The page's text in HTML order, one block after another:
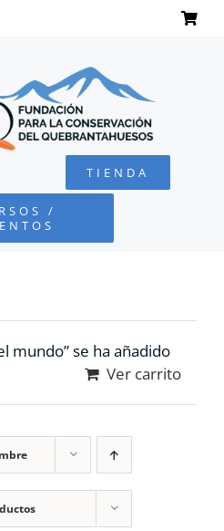
TIENDA
/
mundo” se ha añadido
Ver carrito